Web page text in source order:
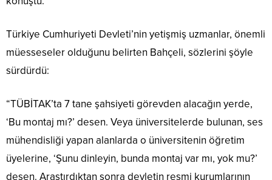
Türkiye Cumhuriyeti Devleti’nin yetişmiş uzmanlar, önemli
müesseseler olduğunu belirten Bahçeli, sözlerini şöyle
sürdürdü:
“TÜBİTAK’ta 7 tane şahsiyeti görevden alacağın yerde,
‘Bu montaj mı?’ desen. Veya üniversitelerde bulunan, ses
mühendisliği yapan alanlarda o üniversitenin öğretim
üyelerine, ‘Şunu dinleyin, bunda montaj var mı, yok mu?’
desen. Araştırdıktan sonra devletin resmi kurumlarının